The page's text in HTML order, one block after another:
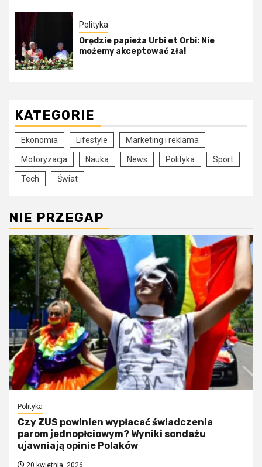
Polityka
Orędzie papieża Urbi et Orbi: Nie
możemy akceptować zła!
KATEGORIE
Ekonomia Lifestyle Marketing i reklama
Motoryzacja Nauka News Polityka Sport
Tech Świat
NIE PRZEGAP
Polityka
Czy ZUS powinien wypłacać świadczenia
parom jednopłciowym? Wyniki sondażu
ujawniają opinie Polaków
20 kwietnia, 2026